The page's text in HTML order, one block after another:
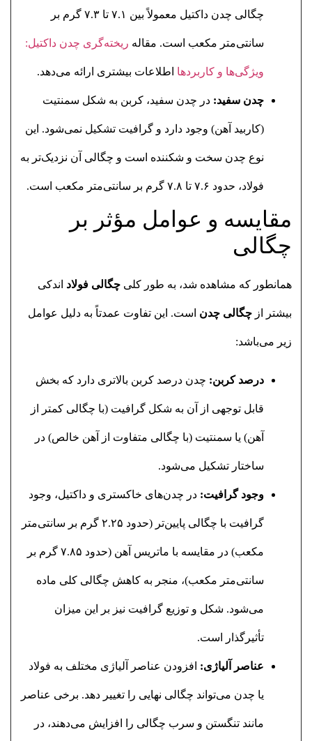
چگالی چدن داکتیل معمولاً بین ۷.۱ تا ۷.۳ گرم بر
سانتی‌متر مکعب است. مقاله ریخته‌گری چدن داکتیل:
ویژگی‌ها و کاربردها اطلاعات بیشتری ارائه می‌دهد.
چدن سفید: در چدن سفید، کربن به شکل سمنتیت
(کاربید آهن) وجود دارد و گرافیت تشکیل نمی‌شود. این
نوع چدن سخت و شکننده است و چگالی آن نزدیک‌تر به
فولاد، حدود ۷.۶ تا ۷.۸ گرم بر سانتی‌متر مکعب است.
مقایسه و عوامل مؤثر بر
چگالی
همانطور که مشاهده شد، به طور کلی چگالی فولاد اندکی
بیشتر از چگالی چدن است. این تفاوت عمدتاً به دلیل عوامل
زیر می‌باشد:
درصد کربن: چدن درصد کربن بالاتری دارد که بخش
قابل توجهی از آن به شکل گرافیت (با چگالی کمتر از
آهن) یا سمنتیت (با چگالی متفاوت از آهن خالص) در
ساختار تشکیل می‌شود.
وجود گرافیت: در چدن‌های خاکستری و داکتیل، وجود
گرافیت با چگالی پایین‌تر (حدود ۲.۲۵ گرم بر سانتی‌متر
مکعب) در مقایسه با ماتریس آهن (حدود ۷.۸۵ گرم بر
سانتی‌متر مکعب)، منجر به کاهش چگالی کلی ماده
می‌شود. شکل و توزیع گرافیت نیز بر این میزان
تأثیرگذار است.
عناصر آلیاژی: افزودن عناصر آلیاژی مختلف به فولاد
یا چدن می‌تواند چگالی نهایی را تغییر دهد. برخی عناصر
مانند تنگستن و سرب چگالی را افزایش می‌دهند، در